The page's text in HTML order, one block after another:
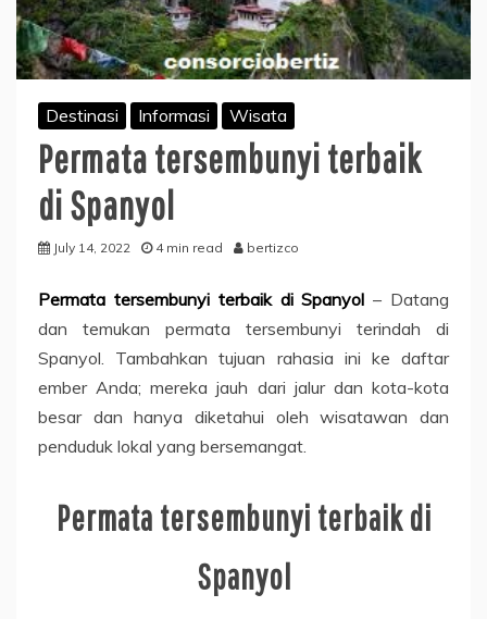
Destinasi Informasi Wisata
Permata tersembunyi terbaik
di Spanyol
July 14, 2022 4 min read bertizco
Permata tersembunyi terbaik di Spanyol – Datang
dan temukan permata tersembunyi terindah di
Spanyol. Tambahkan tujuan rahasia ini ke daftar
ember Anda; mereka jauh dari jalur dan kota-kota
besar dan hanya diketahui oleh wisatawan dan
penduduk lokal yang bersemangat.
Permata tersembunyi terbaik di
Spanyol